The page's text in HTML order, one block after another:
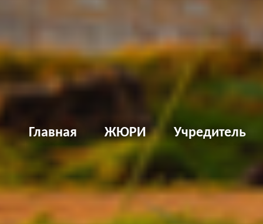
Главная ЖЮРИ Учредитель